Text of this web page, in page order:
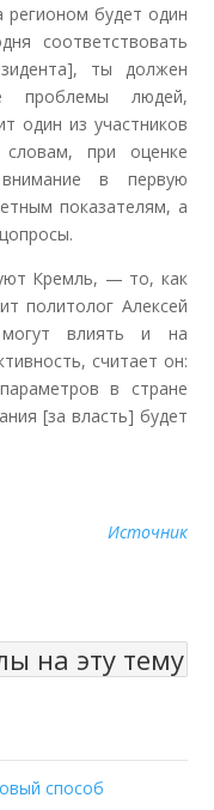
регионом будет один
соответствовать
ты должен
проблемы людей,
один из участников
при оценке
в первую
показателям, а
Кремль, — то, как
политолог Алексей
влиять и на
считает он:
в стране
[за власть] будет
Источник
на эту тему
способ